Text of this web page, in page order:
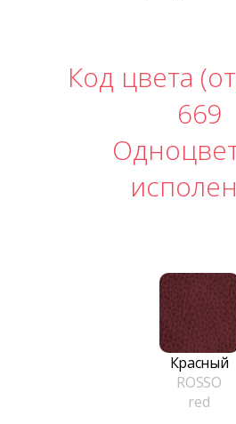
Код цвета
669
Красный
ROSSO
red